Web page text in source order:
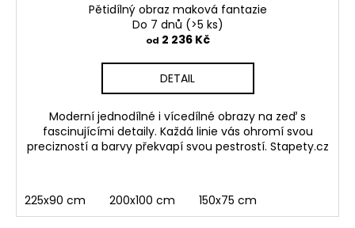
Pětidílný obraz maková fantazie
Do 7 dnů (>5 ks)
od 2 236 Kč
DETAIL
Moderní jednodílné i vícedílné obrazy na zeď s
fascinujícími detaily. Každá linie vás ohromí svou
precizností a barvy překvapí svou pestrostí. Stapety.cz
225x90 cm 200x100 cm 150x75 cm